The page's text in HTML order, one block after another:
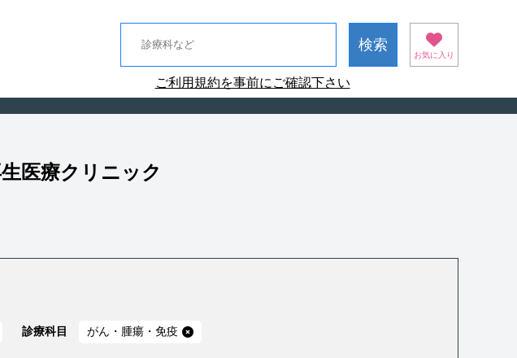
お気に入り
ご利用規約を事前にご確認下さい
医療クリニック
診療科目 がん・腫瘍・免疫